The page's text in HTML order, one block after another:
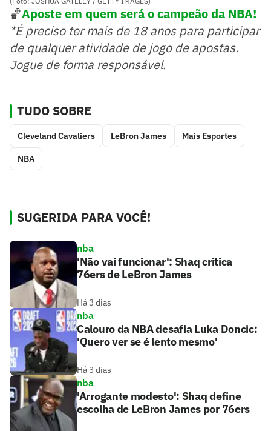
🏀Aposte em quem será o campeão da NBA!
*É preciso ter mais de 18 anos para participar
de qualquer atividade de jogo de apostas.
Jogue de forma responsável.
TUDO SOBRE
Cleveland Cavaliers LeBron James Mais Esportes
NBA
SUGERIDA PARA VOCÊ!
nba
'Não vai funcionar': Shaq critica
76ers de LeBron James
Há 3 dias
nba
Calouro da NBA desafia Luka Doncic:
'Quero ver se é lento mesmo'
Há 3 dias
nba
'Arrogante modesto': Shaq define
escolha de LeBron James por 76ers